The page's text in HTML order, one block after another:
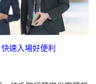
速入場好便利